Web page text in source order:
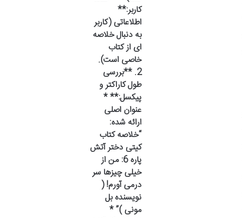
کاربر:**
اطلاعاتی (کاربر
به دنبال خلاصه
ای از کتاب
خاصی است).
2. **بررسی
طول کاراکتر و
پیکسل:** *
عنوان اصلی
ارائه شده:
“خلاصه کتاب
کیتی دختر آتش
پاره 6: من از
خیلی چیزها سر
درمی آورم! (
نویسنده بل
مونی )” *